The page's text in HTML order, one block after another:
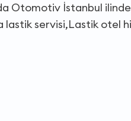
Otomotiv İstanbul
lastik servisi,Lastik otel